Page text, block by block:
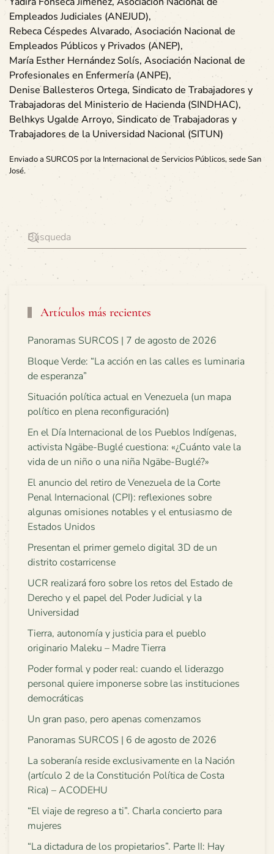
Empleados Judiciales (ANEJUD),
Rebeca Céspedes Alvarado, Asociación Nacional de
Empleados Públicos y Privados (ANEP),
María Esther Hernández Solís, Asociación Nacional de
Profesionales en Enfermería (ANPE),
Denise Ballesteros Ortega, Sindicato de Trabajadores y
Trabajadoras del Ministerio de Hacienda (SINDHAC),
Belhkys Ugalde Arroyo, Sindicato de Trabajadoras y
Trabajadores de la Universidad Nacional (SITUN)
Enviado a SURCOS por la Internacional de Servicios Públicos, sede San
José.
Artículos más recientes
Panoramas SURCOS | 7 de agosto de 2026
Bloque Verde: “La acción en las calles es luminaria
de esperanza”
Situación política actual en Venezuela (un mapa
político en plena reconfiguración)
En el Día Internacional de los Pueblos Indígenas,
activista Ngäbe-Buglé cuestiona: «¿Cuánto vale la
vida de un niño o una niña Ngäbe-Buglé?»
El anuncio del retiro de Venezuela de la Corte
Penal Internacional (CPI): reflexiones sobre
algunas omisiones notables y el entusiasmo de
Estados Unidos
Presentan el primer gemelo digital 3D de un
distrito costarricense
UCR realizará foro sobre los retos del Estado de
Derecho y el papel del Poder Judicial y la
Universidad
Tierra, autonomía y justicia para el pueblo
originario Maleku – Madre Tierra
Poder formal y poder real: cuando el liderazgo
personal quiere imponerse sobre las instituciones
democráticas
Un gran paso, pero apenas comenzamos
Panoramas SURCOS | 6 de agosto de 2026
La soberanía reside exclusivamente en la Nación
(artículo 2 de la Constitución Política de Costa
Rica) – ACODEHU
“El viaje de regreso a ti”. Charla concierto para
mujeres
“La dictadura de los propietarios”. Parte II: Hay